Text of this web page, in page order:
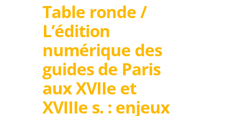
Table ronde /
L’édition
numérique des
guides de Paris
aux XVIIe et
XVIIIe s. : enjeux